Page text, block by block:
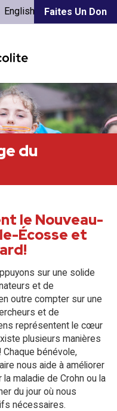
Faites Un Don
English
du
le Nouveau-
Écosse et
sur une solide
et de
outre compter sur une
et de
représentent le cœur
plusieurs manières
bénévole,
nous aide à améliorer
maladie de Crohn ou la
du jour où nous
nécessaires.